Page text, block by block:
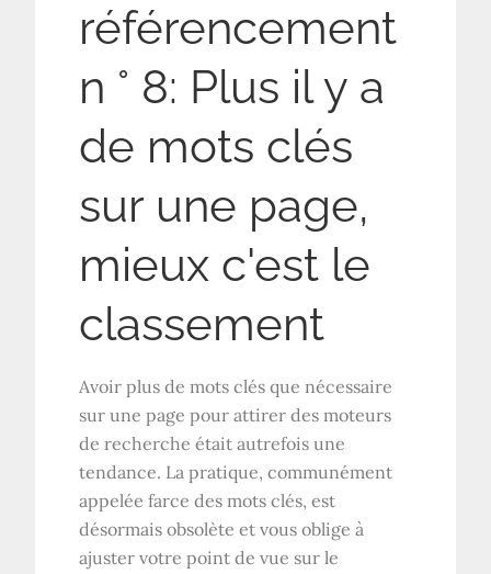
référencement
n ° 8: Plus il y a
de mots clés
sur une page,
mieux c'est le
classement
Avoir plus de mots clés que nécessaire
sur une page pour attirer des moteurs
de recherche était autrefois une
tendance. La pratique, communément
appelée farce des mots clés, est
désormais obsolète et vous oblige à
ajuster votre point de vue sur le